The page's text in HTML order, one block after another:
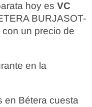
hoy es VC
BURJASOT-
un precio de
en la
en Bétera cuesta